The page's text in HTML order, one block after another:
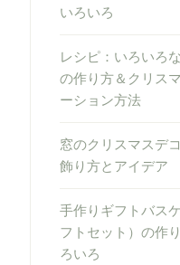
いろいろ
レシピ：いろいろ
の作り方＆クリス
ーション方法
窓のクリスマスデ
飾り方とアイデア
手作りギフトバス
フトセット）の作
ろいろ